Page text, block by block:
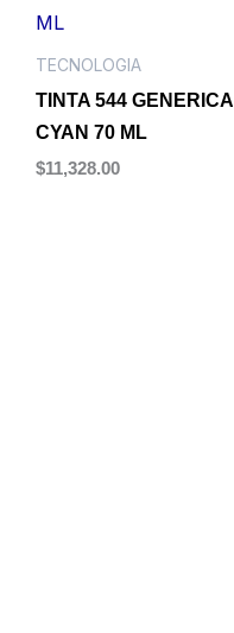
TECNOLOGIA
TINTA 544 GENERICA
CYAN 70 ML
$11,328.00